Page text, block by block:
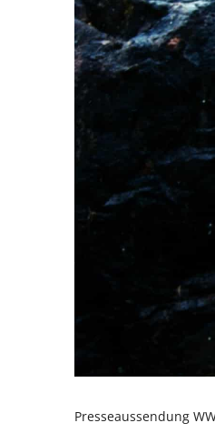
Presseaussendung